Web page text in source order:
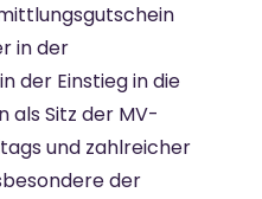
in der
der Einstieg in die
als Sitz der MV-
und zahlreicher
der